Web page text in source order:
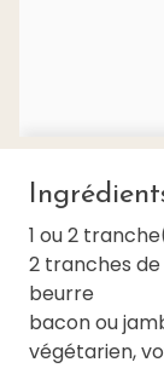
1 ou 2
2 tranches
beurre
bacon ou
végétarien,